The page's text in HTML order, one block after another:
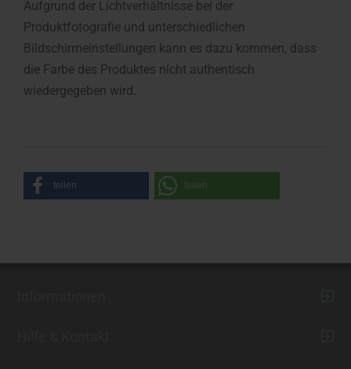
Aufgrund der Lichtverhältnisse bei der
Produktfotografie und unterschiedlichen
Bildschirmeinstellungen kann es dazu kommen, dass
die Farbe des Produktes nicht authentisch
wiedergegeben wird.
teilen teilen